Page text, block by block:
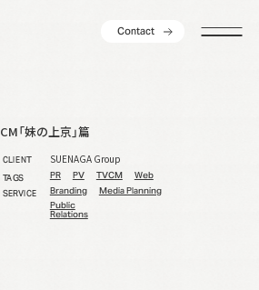
Contact
CM「妹の上京」篇
CLIENT SUENAGA Group
TAGS PR PV TVCM Web
SERVICE Branding
Media Planning
Public
Relations